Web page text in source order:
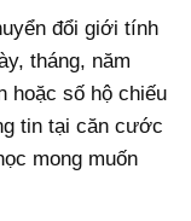
đổi giới tính
tháng, năm
hoặc số hộ chiếu
tin tại căn cước
mong muốn